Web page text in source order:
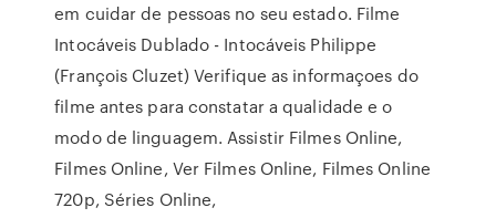
em cuidar de pessoas no seu estado. Filme
Intocáveis Dublado - Intocáveis Philippe
(François Cluzet) Verifique as informaçoes do
filme antes para constatar a qualidade e o
modo de linguagem. Assistir Filmes Online,
Filmes Online, Ver Filmes Online, Filmes Online
720p, Séries Online,